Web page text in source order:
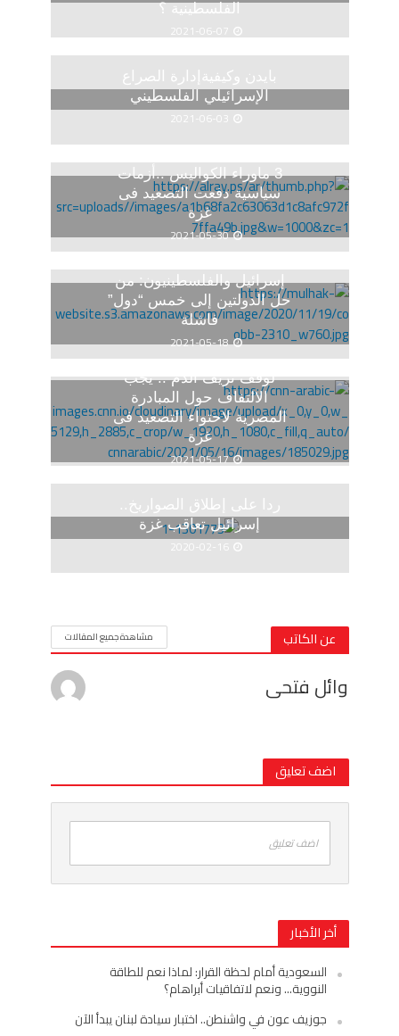
الفلسطينية ؟
2021-06-07
بايدن وكيفيةإدارة الصراع
الإسرائيلي الفلسطيني
2021-06-03
3 ماوراء الكواليس ..أزمات
سياسية دفعت التصعيد فى
غزة
2021-05-30
إسرائيل والفلسطينيون: من
حل الدولتين إلى خمس “دول”
فاشلة
2021-05-18
لوقف نزيف الدم .. يجب
الالتفاف حول المبادرة
المصرية لاحتواء التصعيد فى
غزة
2021-05-17
ردا على إطلاق الصواريخ..
إسرائيل تعاقب غزة
2020-02-16
عن الكاتب مشاهدة جميع المقالات
وائل فتحى
اضف تعليق
اضف تعليق
أخر الأخبار
السعودية أمام لحظة القرار: لماذا نعم للطاقة
النووية… ونعم لاتفاقيات أبراهام؟
جوزيف عون في واشنطن.. اختبار سيادة لبنان يبدأ الآن